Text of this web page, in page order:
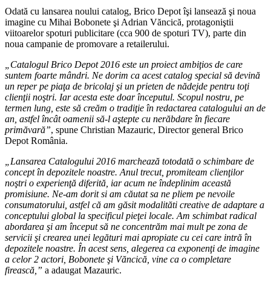
Odată cu lansarea noului catalog, Brico Depot îşi lansează şi noua
imagine cu Mihai Bobonete şi Adrian Văncică, protagoniştii
viitoarelor spoturi publicitare (cca 900 de spoturi TV), parte din
noua campanie de promovare a retailerului.
„Catalogul Brico Depot 2016 este un proiect ambiţios de care
suntem foarte mândri. Ne dorim ca acest catalog special să devină
un reper pe piaţa de bricolaj şi un prieten de nădejde pentru toţi
clienţii noştri. Iar acesta este doar începutul. Scopul nostru, pe
termen lung, este să creăm o tradiţie în redactarea catalogului an de
an, astfel încât oamenii să-l aştepte cu nerăbdare în fiecare
primăvară”, spune Christian Mazauric, Director general Brico
Depot România.
„Lansarea Catalogului 2016 marchează totodată o schimbare de
concept în depozitele noastre. Anul trecut, promiteam clienţilor
noştri o experienţă diferită, iar acum ne îndeplinim această
promisiune. Ne-am dorit si am căutat sa ne pliem pe nevoile
consumatorului, astfel că am găsit modalităti creative de adaptare a
conceptului global la specificul pieţei locale. Am schimbat radical
abordarea şi am început să ne concentrăm mai mult pe zona de
servicii şi crearea unei legături mai apropiate cu cei care intră în
depozitele noastre. În acest sens, alegerea ca exponenţi de imagine
a celor 2 actori, Bobonete şi Văncică, vine ca o completare
firească,” a adaugat Mazauric.